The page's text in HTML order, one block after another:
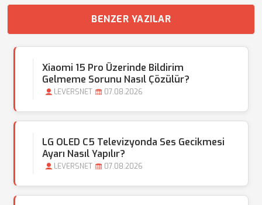
BENZER YAZILAR
Xiaomi 15 Pro Üzerinde Bildirim
Gelmeme Sorunu Nasıl Çözülür?
LEVERSNET 07.08.2026
LG OLED C5 Televizyonda Ses Gecikmesi
Ayarı Nasıl Yapılır?
LEVERSNET 07.08.2026